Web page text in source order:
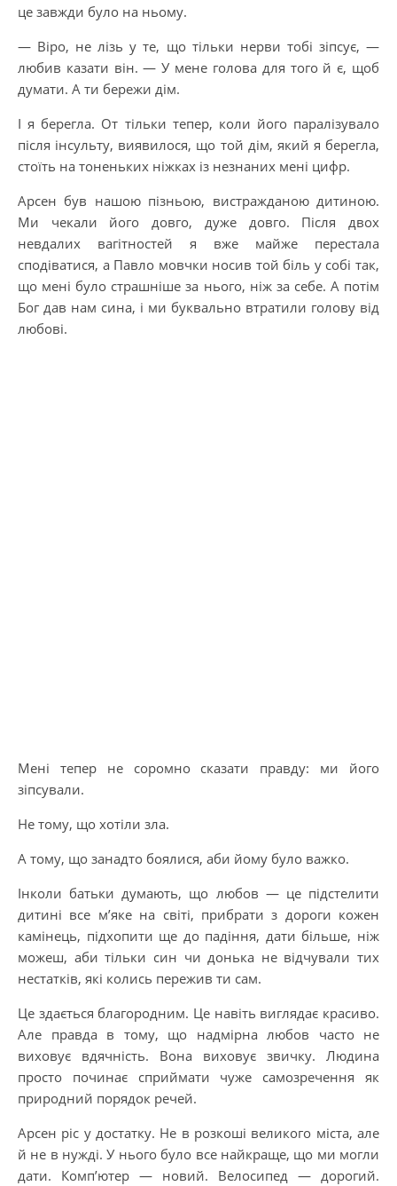
це завжди було на ньому.
— Віро, не лізь у те, що тільки нерви тобі зіпсує, —
любив казати він. — У мене голова для того й є, щоб
думати. А ти бережи дім.
І я берегла. От тільки тепер, коли його паралізувало
після інсульту, виявилося, що той дім, який я берегла,
стоїть на тоненьких ніжках із незнаних мені цифр.
Арсен був нашою пізньою, вистражданою дитиною.
Ми чекали його довго, дуже довго. Після двох
невдалих вагітностей я вже майже перестала
сподіватися, а Павло мовчки носив той біль у собі так,
що мені було страшніше за нього, ніж за себе. А потім
Бог дав нам сина, і ми буквально втратили голову від
любові.
Мені тепер не соромно сказати правду: ми його
зіпсували.
Не тому, що хотіли зла.
А тому, що занадто боялися, аби йому було важко.
Інколи батьки думають, що любов — це підстелити
дитині все м’яке на світі, прибрати з дороги кожен
камінець, підхопити ще до падіння, дати більше, ніж
можеш, аби тільки син чи донька не відчували тих
нестатків, які колись пережив ти сам.
Це здається благородним. Це навіть виглядає красиво.
Але правда в тому, що надмірна любов часто не
виховує вдячність. Вона виховує звичку. Людина
просто починає сприймати чуже самозречення як
природний порядок речей.
Арсен ріс у достатку. Не в розкоші великого міста, але
й не в нужді. У нього було все найкраще, що ми могли
дати. Комп’ютер — новий. Велосипед — дорогий.